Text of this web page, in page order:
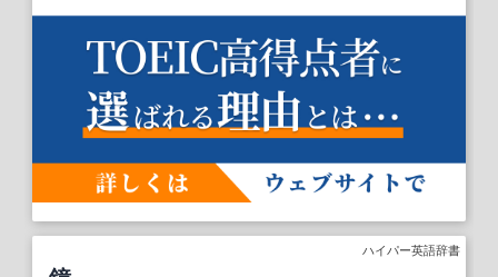
ハイパー英語辞書